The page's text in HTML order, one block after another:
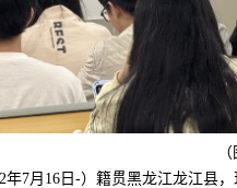
（
年7月 16 日 -）籍贯黑龙江龙江县